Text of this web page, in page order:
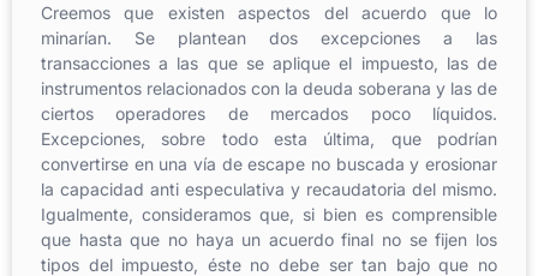
Creemos que existen aspectos del acuerdo que lo
minarían. Se plantean dos excepciones a las
transacciones a las que se aplique el impuesto, las de
instrumentos relacionados con la deuda soberana y las de
ciertos operadores de mercados poco líquidos.
Excepciones, sobre todo esta última, que podrían
convertirse en una vía de escape no buscada y erosionar
la capacidad anti especulativa y recaudatoria del mismo.
Igualmente, consideramos que, si bien es comprensible
que hasta que no haya un acuerdo final no se fijen los
tipos del impuesto, éste no debe ser tan bajo que no